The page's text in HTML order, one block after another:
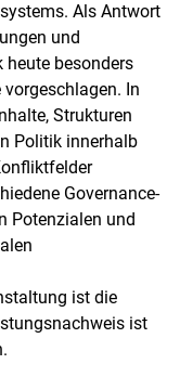
Als Antwort
und
heute besonders
In
Strukturen
Politik innerhalb
Governance-
Potenzialen und
ist die
ist